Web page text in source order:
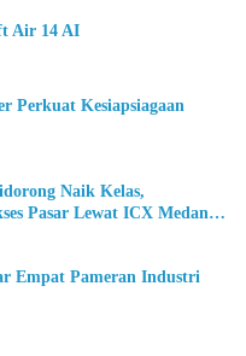
Air 14 AI
Naik Kelas,
Pasar Lewat ICX Medan
Empat Pameran Industri